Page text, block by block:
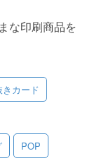
な印刷商品を
きカード
POP